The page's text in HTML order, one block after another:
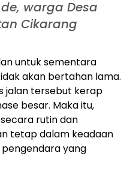
warga Desa
Cikarang
untuk sementara
akan bertahan lama.
jalan tersebut kerap
besar. Maka itu,
rutin dan
tetap dalam keadaan
yang